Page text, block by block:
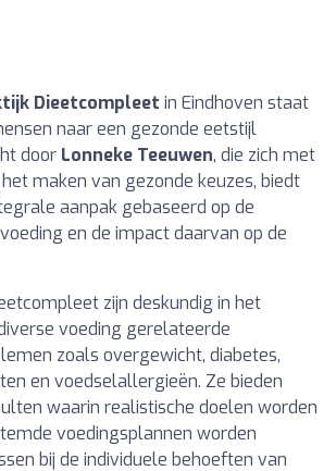
Dieetcompleet in Eindhoven staat
naar een gezonde eetstijl
door Lonneke Teeuwen, die zich met
maken van gezonde keuzes, biedt
aanpak gebaseerd op de
en de impact daarvan op de
zijn deskundig in het
voeding gerelateerde
zoals overgewicht, diabetes,
en voedselallergieën. Ze bieden
waarin realistische doelen worden
voedingsplannen worden
bij de individuele behoeften van